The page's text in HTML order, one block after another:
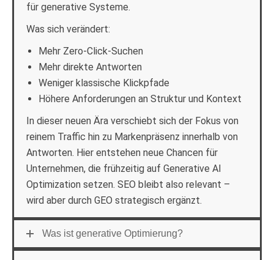
für generative Systeme.
Was sich verändert:
Mehr Zero-Click-Suchen
Mehr direkte Antworten
Weniger klassische Klickpfade
Höhere Anforderungen an Struktur und Kontext
In dieser neuen Ära verschiebt sich der Fokus von
reinem Traffic hin zu Markenpräsenz innerhalb von
Antworten. Hier entstehen neue Chancen für
Unternehmen, die frühzeitig auf Generative AI
Optimization setzen. SEO bleibt also relevant –
wird aber durch GEO strategisch ergänzt.
Was ist generative Optimierung?